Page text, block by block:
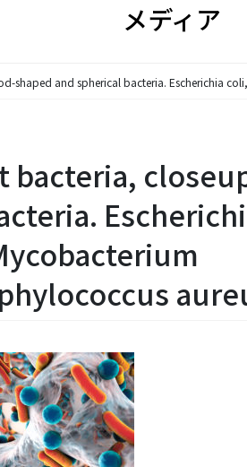
メディア
shaped and spherical bacteria. Escherichia